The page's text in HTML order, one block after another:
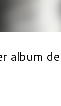
album